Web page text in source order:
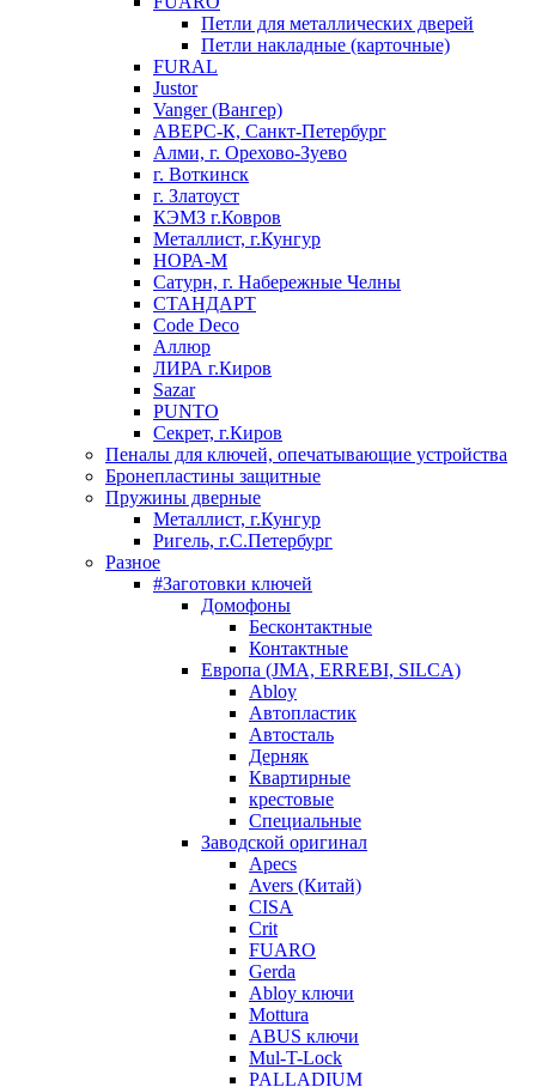
Петли для металлических дверей
Петли накладные (карточные)
FURAL
Justor
Vanger (Вангер)
АВЕРС-К, Санкт-Петербург
Алми, г. Орехово-Зуево
г. Воткинск
г. Златоуст
КЭМЗ г.Ковров
Металлист, г.Кунгур
НОРА-М
Сатурн, г. Набережные Челны
СТАНДАРТ
Code Deco
Аллюр
ЛИРА г.Киров
Sazar
PUNTO
Секрет, г.Киров
Пеналы для ключей, опечатывающие устройства
Бронепластины защитные
Пружины дверные
Металлист, г.Кунгур
Ригель, г.С.Петербург
Разное
#Заготовки ключей
Домофоны
Бесконтактные
Контактные
Европа (JMA, ERREBI, SILCA)
Abloy
Автопластик
Автосталь
Дерняк
Квартирные
крестовые
Специальные
Заводской оригинал
Apecs
Avers (Китай)
CISA
Crit
FUARO
Gerda
Abloy ключи
Mottura
ABUS ключи
Mul-T-Lock
PALLADIUM